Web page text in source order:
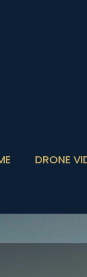
DRONE